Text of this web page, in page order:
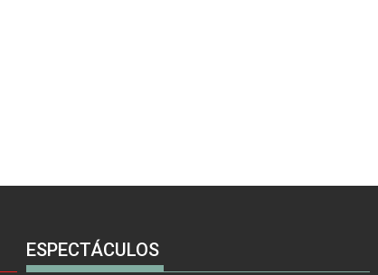
ESPECTÁCULOS